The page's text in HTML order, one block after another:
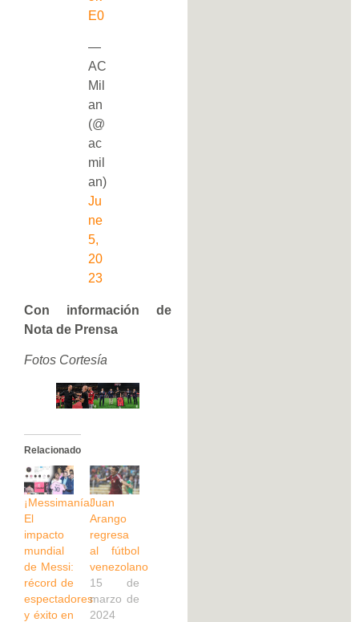
E0
—
AC
Mil
an
(@
ac
mil
an)
Ju
ne
5,
20
23
Con información de
Nota de Prensa
Fotos Cortesía
Relacionado
¡Messimanía!
El
impacto
mundial
de Messi:
récord de
espectadores
y éxito en
Juan
Arango
regresa
al fútbol
venezolano
15 de
marzo de
2024